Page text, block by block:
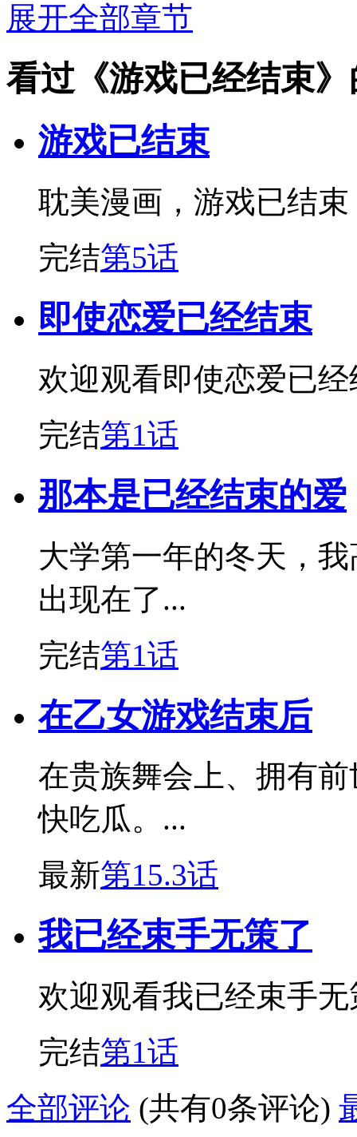
展开全部章节
看过《游戏已经结束
游戏已结束
耽美漫画，游戏已结束
完结第5话
即使恋爱已经结束
欢迎观看即使恋爱已经
完结第1话
那本是已经结束的爱
大学第一年的冬天，
出现在了...
完结第1话
在乙女游戏结束后
在贵族舞会上、拥有
快吃瓜。...
最新第15.3话
我已经束手无策了
欢迎观看我已经束手无
完结第1话
全部评论 (共有0条评论)